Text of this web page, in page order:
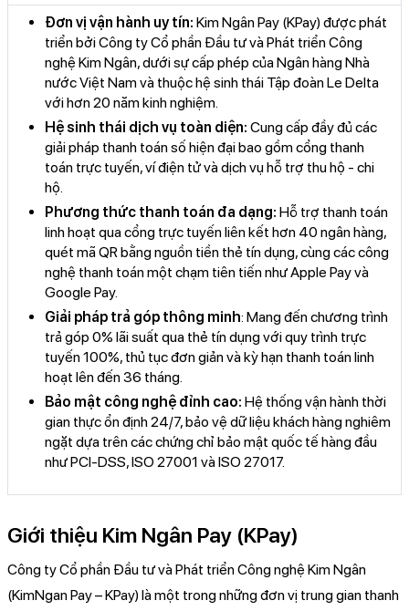
Đơn vị vận hành uy tín: Kim Ngân Pay (KPay) được phát
triển bởi Công ty Cổ phần Đầu tư và Phát triển Công
nghệ Kim Ngân, dưới sự cấp phép của Ngân hàng Nhà
nước Việt Nam và thuộc hệ sinh thái Tập đoàn Le Delta
với hơn 20 năm kinh nghiệm.
Hệ sinh thái dịch vụ toàn diện: Cung cấp đầy đủ các
giải pháp thanh toán số hiện đại bao gồm cổng thanh
toán trực tuyến, ví điện tử và dịch vụ hỗ trợ thu hộ - chi
hộ.
Phương thức thanh toán đa dạng: Hỗ trợ thanh toán
linh hoạt qua cổng trực tuyến liên kết hơn 40 ngân hàng,
quét mã QR bằng nguồn tiền thẻ tín dụng, cùng các công
nghệ thanh toán một chạm tiên tiến như Apple Pay và
Google Pay.
Giải pháp trả góp thông minh: Mang đến chương trình
trả góp 0% lãi suất qua thẻ tín dụng với quy trình trực
tuyến 100%, thủ tục đơn giản và kỳ hạn thanh toán linh
hoạt lên đến 36 tháng.
Bảo mật công nghệ đỉnh cao: Hệ thống vận hành thời
gian thực ổn định 24/7, bảo vệ dữ liệu khách hàng nghiêm
ngặt dựa trên các chứng chỉ bảo mật quốc tế hàng đầu
như PCI-DSS, ISO 27001 và ISO 27017.
Giới thiệu Kim Ngân Pay (KPay)
Công ty Cổ phần Đầu tư và Phát triển Công nghệ Kim Ngân
(KimNgan Pay – KPay) là một trong những đơn vị trung gian thanh